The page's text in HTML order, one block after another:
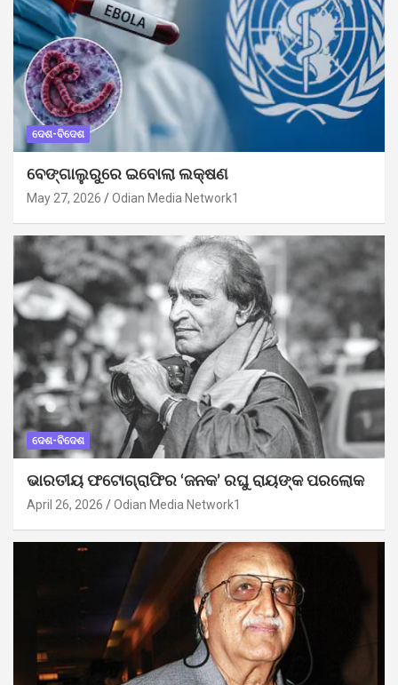
ଦେଶ-ବିଦେଶ
ବେଙ୍ଗାଲୁରୁରେ ଇବୋଲା ଲକ୍ଷଣ
May 27, 2026 Odian Media Network1
ଦେଶ-ବିଦେଶ
ଭାରତୀୟ ଫଟୋଗ୍ରାଫିର ‘ଜନକ’ ରଘୁ ରାୟଙ୍କ ପରଲୋକ
April 26, 2026 Odian Media Network1